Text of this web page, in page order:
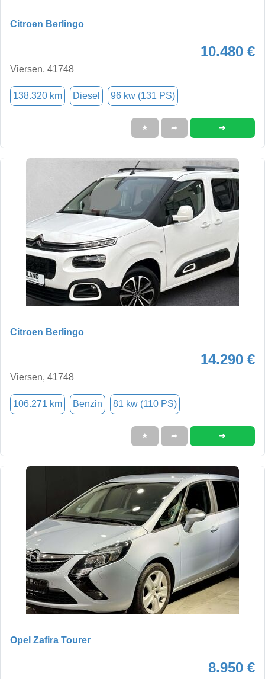
Citroen Berlingo
10.480 €
Viersen, 41748
138.320 km Diesel 96 kw (131 PS)
★ ➦ ➜
Citroen Berlingo
14.290 €
Viersen, 41748
106.271 km Benzin 81 kw (110 PS)
★ ➦ ➜
Opel Zafira Tourer
8.950 €